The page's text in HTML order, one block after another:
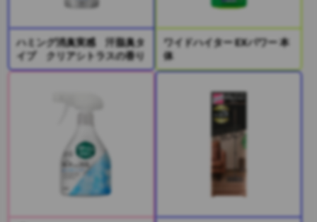
ハミング消臭実感 汗脂臭タ
イプ クリアシトラスの香り
ワイドハイター EXパワー 本
体